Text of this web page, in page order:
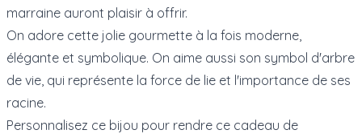
marraine auront plaisir à offrir.
On adore cette jolie gourmette à la fois moderne,
élégante et symbolique. On aime aussi son symbol d'arbre
de vie, qui représente la force de lie et l'importance de ses
racine.
Personnalisez ce bijou pour rendre ce cadeau de